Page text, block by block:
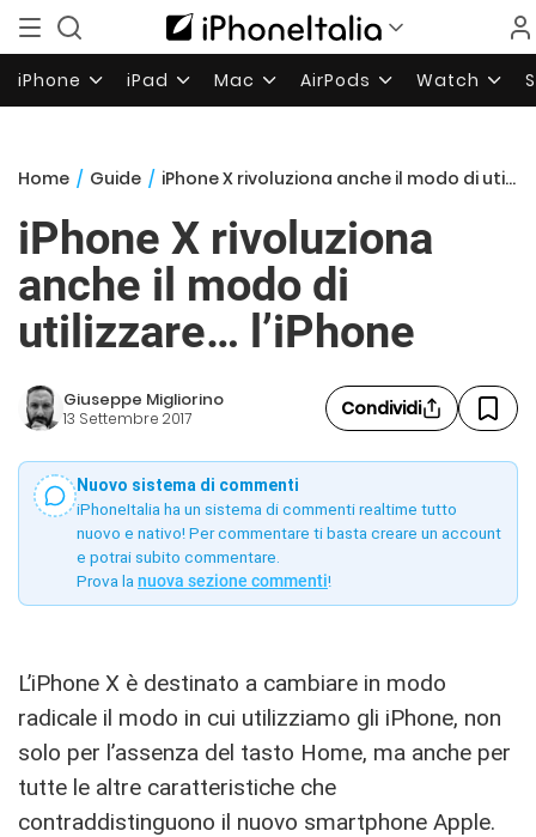
iPhone iPad Mac AirPods Watch
Home / Guide / iPhone X rivoluziona anche il modo di utilizzare… l’iPhone
iPhone X rivoluziona
anche il modo di
utilizzare… l’iPhone
Giuseppe Migliorino
13 Settembre 2017 Condividi
Nuovo sistema di commenti
iPhoneItalia ha un sistema di commenti realtime tutto
nuovo e nativo! Per commentare ti basta creare un account
e potrai subito commentare.
Prova la nuova sezione commenti!
L’iPhone X è destinato a cambiare in modo
radicale il modo in cui utilizziamo gli iPhone, non
solo per l’assenza del tasto Home, ma anche per
tutte le altre caratteristiche che
contraddistinguono il nuovo smartphone Apple.